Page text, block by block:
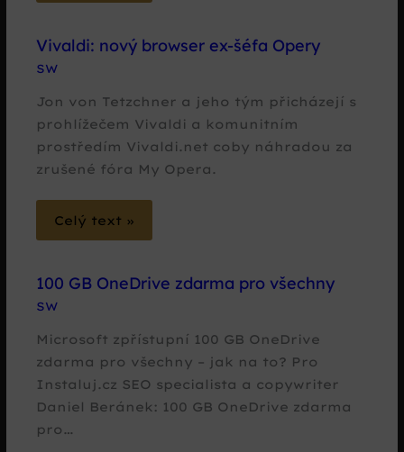
Vivaldi: nový browser ex-šéfa Opery
SW
Jon von Tetzchner a jeho tým přicházejí s
prohlížečem Vivaldi a komunitním
prostředím Vivaldi.net coby náhradou za
zrušené fóra My Opera.
Celý text »
100 GB OneDrive zdarma pro všechny
SW
Microsoft zpřístupní 100 GB OneDrive
zdarma pro všechny – jak na to? Pro
Instaluj.cz SEO specialista a copywriter
Daniel Beránek: 100 GB OneDrive zdarma
pro…